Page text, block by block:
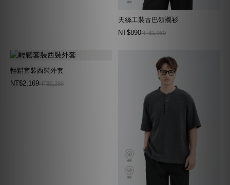
天絲工裝古巴領襯衫
NT$890NT$1,080
輕鬆套裝西裝外套
NT$2,169NT$2,290